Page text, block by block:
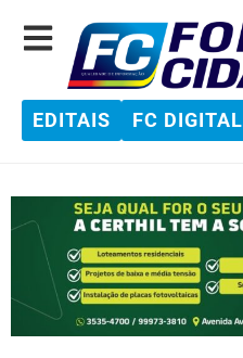
EDITAIS FC DIGITAL